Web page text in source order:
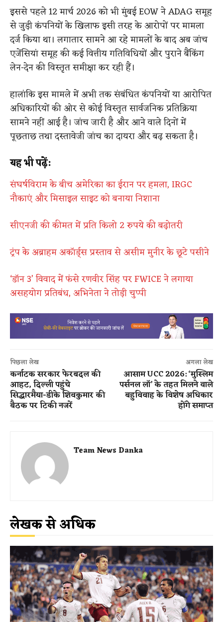
इससे पहले 12 मार्च 2026 को भी मुंबई EOW ने ADAG समूह
से जुड़ी कंपनियों के खिलाफ इसी तरह के आरोपों पर मामला
दर्ज किया था। लगातार सामने आ रहे मामलों के बाद अब जांच
एजेंसियां समूह की कई वित्तीय गतिविधियों और पुराने बैंकिंग
लेन-देन की विस्तृत समीक्षा कर रही हैं।
हालांकि इस मामले में अभी तक संबंधित कंपनियों या आरोपित
अधिकारियों की ओर से कोई विस्तृत सार्वजनिक प्रतिक्रिया
सामने नहीं आई है। जांच जारी है और आने वाले दिनों में
पूछताछ तथा दस्तावेजी जांच का दायरा और बढ़ सकता है।
यह भी पढ़ें:
संघर्षविराम के बीच अमेरिका का ईरान पर हमला, IRGC
नौकाएं और मिसाइल साइट को बनाया निशाना
सीएनजी की कीमत में प्रति किलो 2 रुपये की बढ़ोतरी
ट्रंप के अब्राहम अकॉर्ड्स प्रस्ताव से असीम मुनीर के छूटे पसीने
‘डॉन 3’ विवाद में फंसे रणवीर सिंह पर FWICE ने लगाया
असहयोग प्रतिबंध, अभिनेता ने तोड़ी चुप्पी
पिछला लेख
कर्नाटक सरकार फेरबदल की
आहट, दिल्ली पहुंचे
सिद्धारमैया-डीके शिवकुमार की
बैठक पर टिकी नजरें
अगला लेख
आसाम UCC 2026: ‘मुस्लिम
पर्सनल लॉ’ के तहत मिलने वाले
बहुविवाह के विशेष अधिकार
होंगे समाप्त
Team News Danka
लेखक से अधिक